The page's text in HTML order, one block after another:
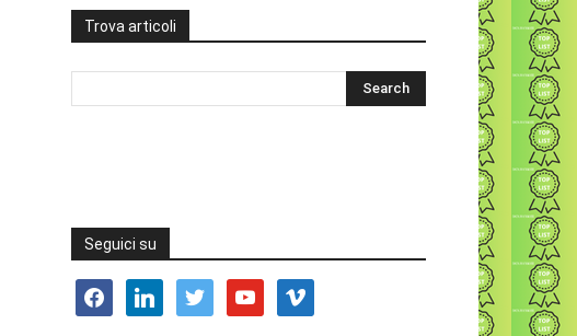
Trova articoli
Seguici su
facebooklinkedin twitter youtube vimeo